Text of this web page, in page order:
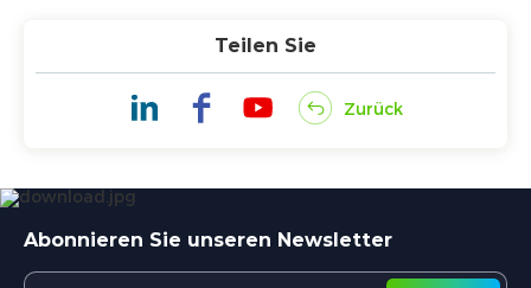
Teilen Sie
Zurück
Abonnieren Sie unseren Newsletter